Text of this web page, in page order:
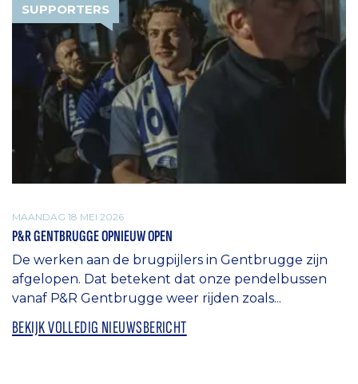
SUPPORTERS
MAANDAG 18 MEI 2026
P&R GENTBRUGGE OPNIEUW OPEN
De werken aan de brugpijlers in Gentbrugge zijn
afgelopen. Dat betekent dat onze pendelbussen
vanaf P&R Gentbrugge weer rijden zoals...
BEKIJK VOLLEDIG NIEUWSBERICHT